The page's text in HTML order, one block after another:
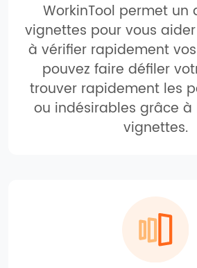
WorkinTool permet un
vignettes pour vous
à vérifier rapidement
pouvez faire défiler
trouver rapidement les
ou indésirables grâce à
vignettes.